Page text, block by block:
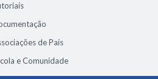
de Pais
e Comunidade